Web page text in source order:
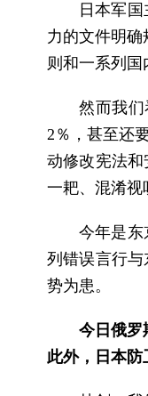
日本军
力的文件明确
则和一系列国
然而我
2％，甚至还
动修改宪法
一耙、混淆视
今年是东
列错误言行
势为患。
今日俄罗
此外，日本防